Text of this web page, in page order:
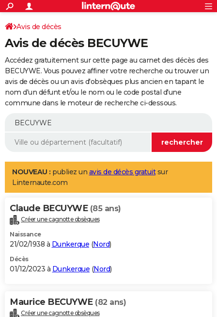
ACTUALITÉS
Politique
Société
Faits Divers
Education
Monde
Villes
+
SPORT
Coupe du monde 2026
Football
Tennis
Cyclisme
Rugby
Forum
Programme TV
TNT
Streaming
Cinéma
Sorties cinéma
Musique
+
FINANCE
Retraite
Epargne
Immobilier
Risques naturels par ville
Banque
Assurance
AUTO
Essais
Réserver un essai
Citadines
Berlines
SUV
Forum auto
+
Mobiles
Meilleur smartphone
Internet
Ordinateurs
Jeux vidéo
Guide high-tech
Aménagement intérieur
LIFESTYLE
Art de vivre
Bien-être
Loisirs
Mode
Modes de vie
Alimentation
Guide de la santé
Maladies
Médicaments
Sommeil
VOYAGE
Destinations
City break
Voyage nature
Voyage de noces
Forum
Climat
+PHOTO
GUIDES D'ACHAT
BONS PLANS
Carte de Noël
Carte Bonne année
Carte Saint-Valentin
Carte Pâques
Carte d'anniversaire
DICTIONNAIRE
Avis de décès
Avis de décès BECUYWE
Accédez gratuitement sur cette page au carnet des décès des
BECUYWE. Vous pouvez affiner votre recherche ou trouver un
avis de décès ou un avis d'obsèques plus ancien en tapant le
nom d'un défunt et/ou le nom ou le code postal d'une
commune dans le moteur de recherche ci-dessous.
NOUVEAU : publiez un avis de décès gratuitsur
Linternaute.com
Claude BECUYWE (85 ans)
Créer une cagnotte obsèques
Naissance
21/02/1938 à Dunkerque (Nord)
Décès
01/12/2023 à Dunkerque (Nord)
Maurice BECUYWE (82 ans)
Créer une cagnotte obsèques